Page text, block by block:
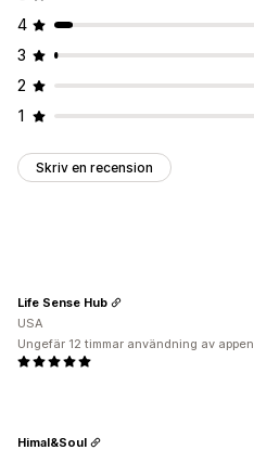
4
3
2
1
Skriv en recension
Life Sense Hub
USA
Ungefär 12 timmar användning av appen
Himal&Soul